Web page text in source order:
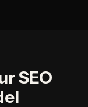
SEO